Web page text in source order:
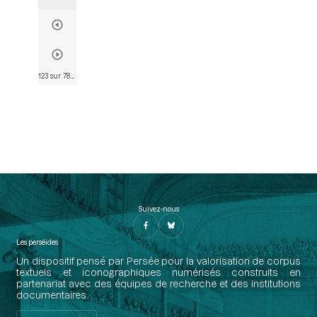
Suivez-nous
Les perséides
Un dispositif pensé par Persée pour la valorisation de corpus
textuels et iconographiques numérisés construits en
partenariat avec des équipes de recherche et des institutions
documentaires.